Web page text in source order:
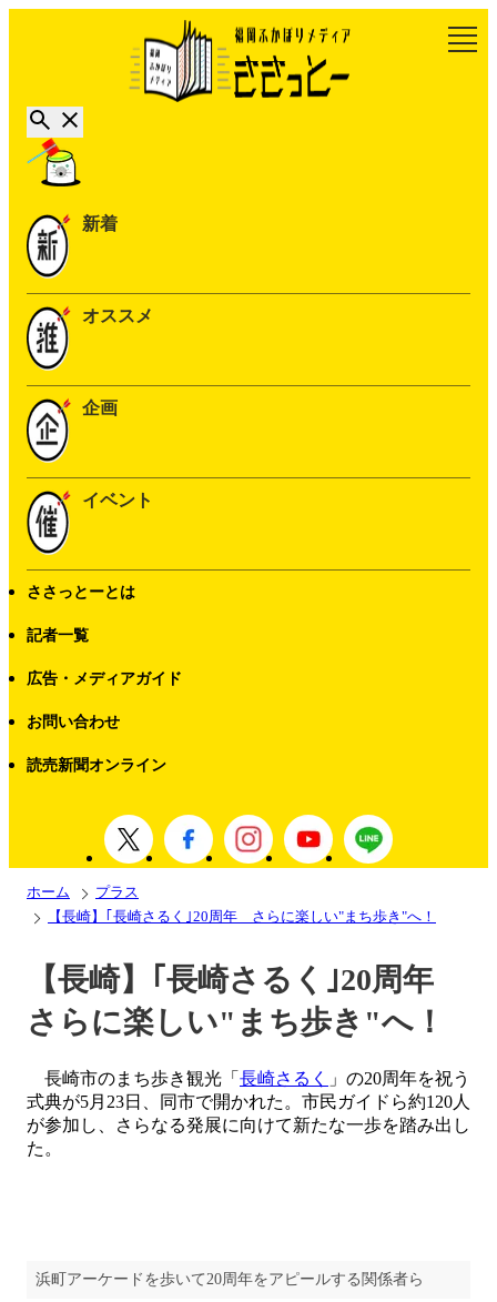
新着
オススメ
企画
イベント
ささっとーとは
記者一覧
広告・メディアガイド
お問い合わせ
読売新聞オンライン
ホーム
プラス
【長崎】｢長崎さるく｣20周年 さらに楽しい"まち歩き"へ！
【長崎】｢長崎さるく｣20周年
さらに楽しい"まち歩き"へ！
長崎市のまち歩き観光「 長崎さるく
」の20周年を祝う
式典が5月23日、同市で開かれた。市民ガイドら約120人
が参加し、さらなる発展に向けて新たな一歩を踏み出し
た。
浜町アーケードを歩いて20周年をアピールする関係者ら